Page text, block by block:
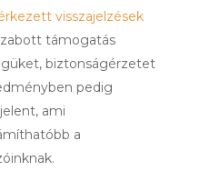
visszajelzések
támogatás
biztonságérzetet
pedig
ami
a